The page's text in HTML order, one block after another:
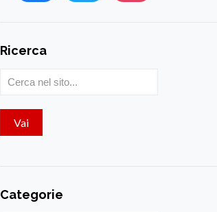
Ricerca
Categorie